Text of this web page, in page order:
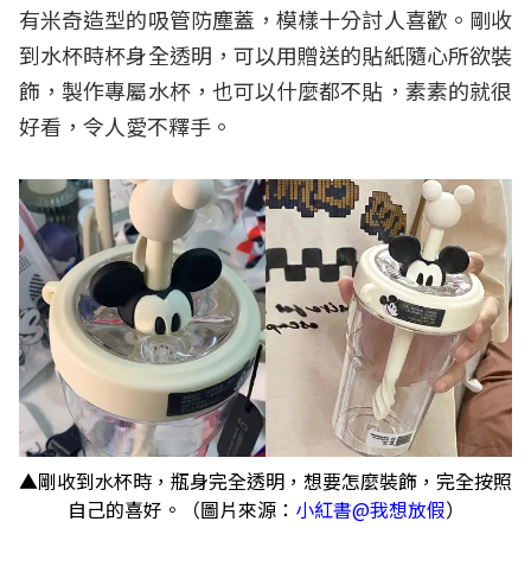
有米奇造型的吸管防塵蓋，模樣十分討人喜歡。剛收
到水杯時杯身全透明，可以用贈送的貼紙隨心所欲裝
飾，製作專屬水杯，也可以什麼都不貼，素素的就很
好看，令人愛不釋手。
▲剛收到水杯時，瓶身完全透明，想要怎麼裝飾，完全按照
自己的喜好。（圖片來源： 小紅書@我想放假）